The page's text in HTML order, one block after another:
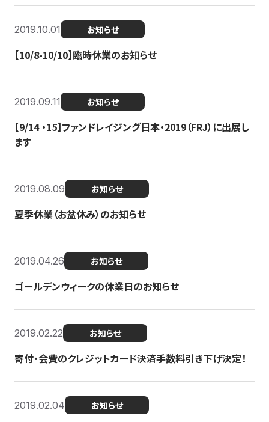
2019.10.01 お知らせ
【10/8-10/10】臨時休業のお知らせ
2019.09.11 お知らせ
【9/14 ・15】ファンドレイジング日本・2019（FRJ）に出展し
ます
2019.08.09 お知らせ
夏季休業（お盆休み）のお知らせ
2019.04.26 お知らせ
ゴールデンウィークの休業日のお知らせ
2019.02.22 お知らせ
寄付・会費のクレジットカード決済手数料引き下げ決定！
2019.02.04 お知らせ